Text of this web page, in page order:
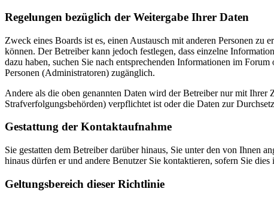
Regelungen bezüglich der Weitergabe Ihrer Daten
Zweck eines Boards ist es, einen Austausch mit anderen Personen
können. Der Betreiber kann jedoch festlegen, dass einzelne
dazu haben, suchen Sie nach entsprechenden Informationen im
Personen (Administratoren) zugänglich.
Andere als die oben genannten Daten wird der Betreiber nur mit
Strafverfolgungsbehörden) verpflichtet ist oder die Daten zur
Gestattung der Kontaktaufnahme
Sie gestatten dem Betreiber darüber hinaus, Sie unter den von Ihnen
hinaus dürfen er und andere Benutzer Sie kontaktieren, sofern Sie
Geltungsbereich dieser Richtlinie